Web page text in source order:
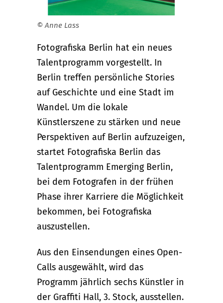
© Anne Lass
Fotografiska Berlin hat ein neues
Talentprogramm vorgestellt. In
Berlin treffen persönliche Stories
auf Geschichte und eine Stadt im
Wandel. Um die lokale
Künstlerszene zu stärken und neue
Perspektiven auf Berlin aufzuzeigen,
startet Fotografiska Berlin das
Talentprogramm Emerging Berlin,
bei dem Fotografen in der frühen
Phase ihrer Karriere die Möglichkeit
bekommen, bei Fotografiska
auszustellen.
Aus den Einsendungen eines Open-
Calls ausgewählt, wird das
Programm jährlich sechs Künstler in
der Graffiti Hall, 3. Stock, ausstellen.